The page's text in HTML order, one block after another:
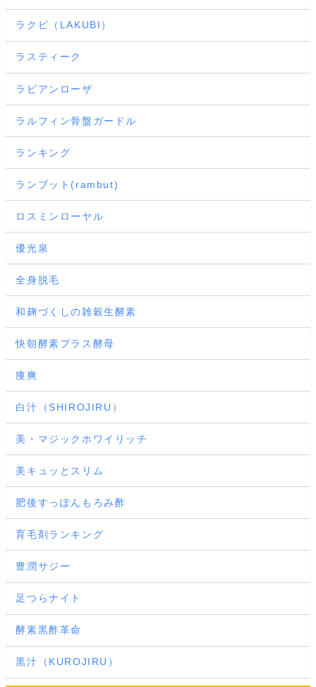
ラクビ（LAKUBI）
ラスティーク
ラビアンローザ
ラルフィン骨盤ガードル
ランキング
ランブット(rambut)
ロスミンローヤル
優光泉
全身脱毛
和麹づくしの雑穀生酵素
快朝酵素プラス酵母
痩爽
白汁（SHIROJIRU）
美・マジックホワイリッチ
美キュッとスリム
肥後すっぽんもろみ酢
育毛剤ランキング
豊潤サジー
足つらナイト
酵素黒酢革命
黒汁（KUROJIRU）